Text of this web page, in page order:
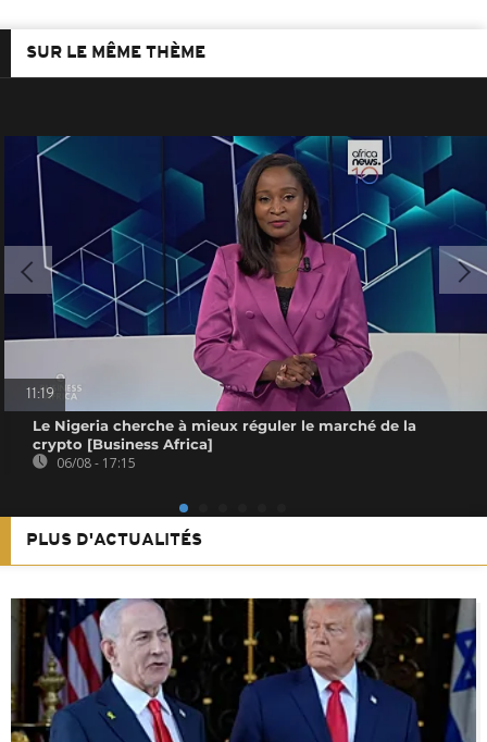
SUR LE MÊME THÈME
11:19
Le Nigeria cherche à mieux réguler le marché de la
crypto [Business Africa]
06/08 - 17:15
PLUS D'ACTUALITÉS